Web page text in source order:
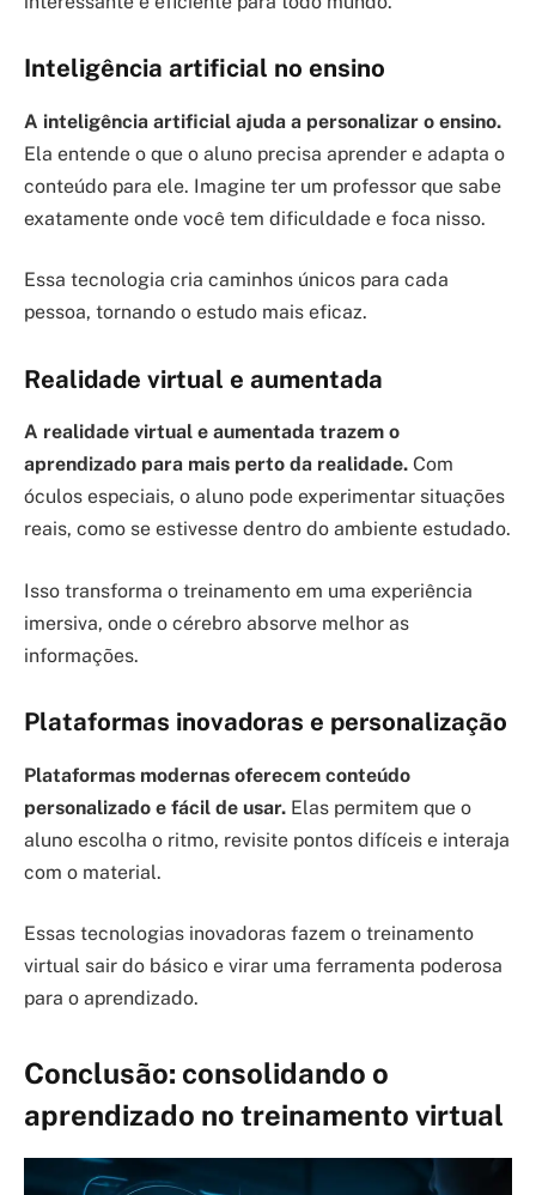
Inteligência artificial no ensino
A inteligência artificial ajuda a personalizar o ensino.
Ela entende o que o aluno precisa aprender e adapta o
conteúdo para ele. Imagine ter um professor que sabe
exatamente onde você tem dificuldade e foca nisso.
Essa tecnologia cria caminhos únicos para cada
pessoa, tornando o estudo mais eficaz.
Realidade virtual e aumentada
A realidade virtual e aumentada trazem o
aprendizado para mais perto da realidade. Com
óculos especiais, o aluno pode experimentar situações
reais, como se estivesse dentro do ambiente estudado.
Isso transforma o treinamento em uma experiência
imersiva, onde o cérebro absorve melhor as
informações.
Plataformas inovadoras e personalização
Plataformas modernas oferecem conteúdo
personalizado e fácil de usar. Elas permitem que o
aluno escolha o ritmo, revisite pontos difíceis e interaja
com o material.
Essas tecnologias inovadoras fazem o treinamento
virtual sair do básico e virar uma ferramenta poderosa
para o aprendizado.
Conclusão: consolidando o
aprendizado no treinamento virtual